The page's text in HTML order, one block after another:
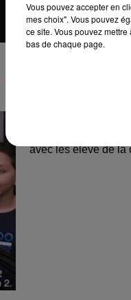
IGLOO KIDS -
avec les élève de la
Vous pouvez accepter en
mes choix". Vous pouvez
ce site. Vous pouvez
bas de chaque page.